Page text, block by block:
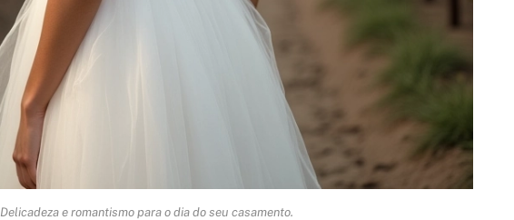
Delicadeza e romantismo para o dia do seu casamento.